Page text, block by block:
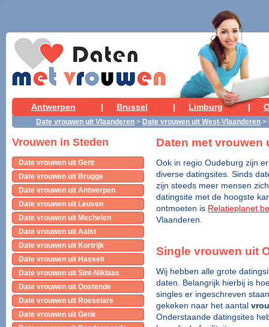
Antwerpen | Brussel | Limburg |
Date vrouwen uit Vlaanderen > Date vrouwen uit West-Vlaanderen >
Vrouwen in Steden
Date vrouwen uit Gent
Date vrouwen uit Brugge
Date vrouwen uit Antwerpen
Date vrouwen uit Leuven
Date vrouwen uit Mechelen
Date vrouwen uit Aalst
Date vrouwen uit Kortrijk
Date vrouwen uit Hasselt
Date vrouwen uit Sint-Niklaas
Date vrouwen uit Oostende
Date vrouwen uit Roeselare
Date vrouwen uit Genk
Daten met vrouwen
Ook in regio Oudeburg zijn
diverse datingsites. Sinds
zijn steeds meer mensen
datingsite met de hoogste
ontmoeten is Relatieplanet.be
Vlaanderen.
Single vrouwen uit
Wij hebben alle grote
daten. Belangrijk hierbij is
singles er ingeschreven
gekeken naar het aantal
Onderstaande datingsites